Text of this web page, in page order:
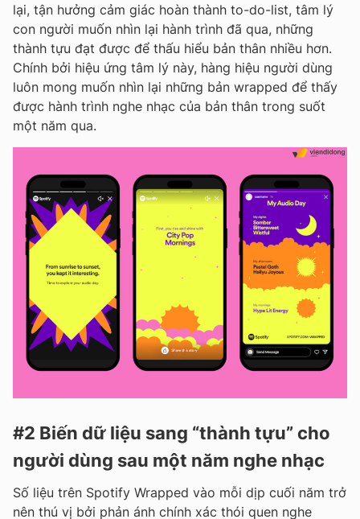
lại, tận hưởng cảm giác hoàn thành to-do-list, tâm lý
con người muốn nhìn lại hành trình đã qua, những
thành tựu đạt được để thấu hiểu bản thân nhiều hơn.
Chính bởi hiệu ứng tâm lý này, hàng hiệu người dùng
luôn mong muốn nhìn lại những bản wrapped để thấy
được hành trình nghe nhạc của bản thân trong suốt
một năm qua.
#2 Biến dữ liệu sang “thành tựu” cho
người dùng sau một năm nghe nhạc
Số liệu trên Spotify Wrapped vào mỗi dịp cuối năm trở
nên thú vị bởi phản ánh chính xác thói quen nghe